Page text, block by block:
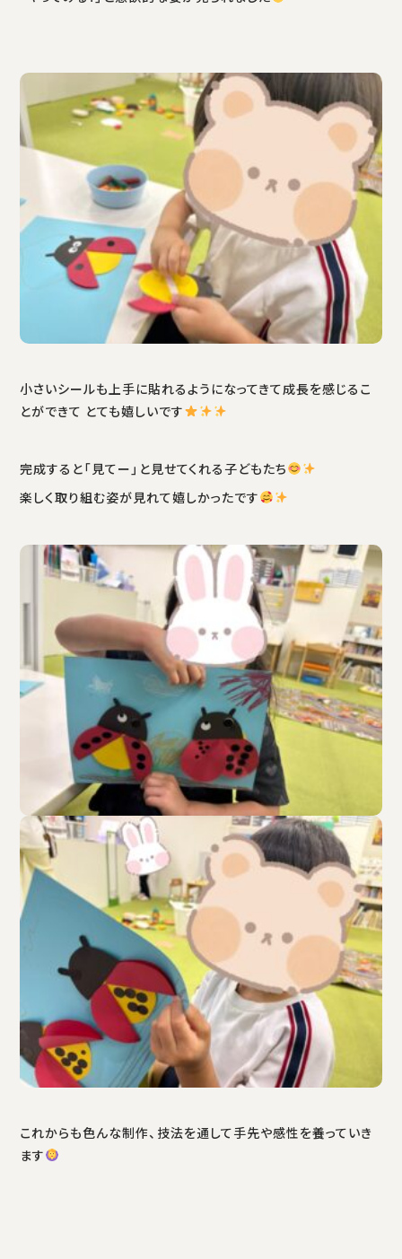
小さいシールも上手に貼れるようになってきて成長を感じるこ
とができて とても嬉しいです
完成すると「見てー」と見せてくれる子どもたち
楽しく取り組む姿が見れて嬉しかったです
これからも色んな制作、技法を通して手先や感性を養っていき
ます